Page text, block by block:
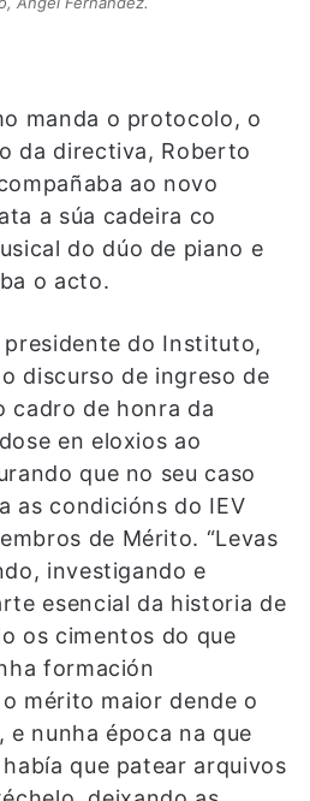
manda o protocolo, o
da directiva, Roberto
ao novo
a súa cadeira co
do dúo de piano e
o acto.
do Instituto,
discurso de ingreso de
cadro de honra da
en eloxios ao
que no seu caso
as condicións do IEV
de Mérito. “Levas
investigando e
esencial da historia de
os cimentos do que
formación
mérito maior dende o
e nunha época na que
que patear arquivos